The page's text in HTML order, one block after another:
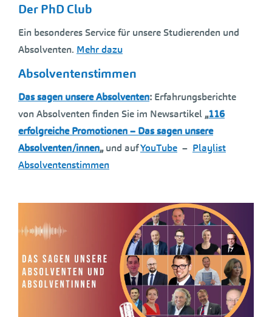
Der PhD Club
Ein besonderes Service für unsere Studierenden und
Absolventen. Mehr dazu
Absolventenstimmen
Das sagen unsere Absolventen: Erfahrungsberichte
von Absolventen finden Sie im Newsartikel „116
erfolgreiche Promotionen – Das sagen unsere
Absolventen/innen„und aufYouTube – Playlist
Absolventenstimmen